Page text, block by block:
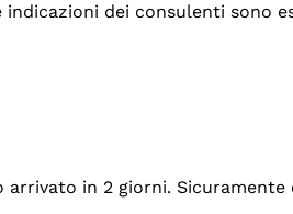
dei consulenti sono
in 2 giorni.